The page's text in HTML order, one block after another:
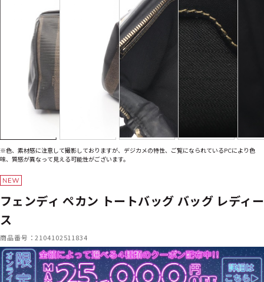
※色、素材感に注意して撮影しておりますが、デジカメの特性、ご覧になられているPCにより色
味、質感が異なって見える可能性がございます。
フェンディ ペカン トートバッグ バッグ レディー
ス
商品番号：2104102511834